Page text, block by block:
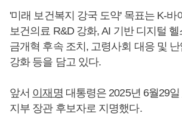
'미래 보건복지 강국 도약' 목표는 K-바
보건의료 R&D 강화, AI 기반 디지털
금개혁 후속 조치, 고령사회 대응 및 난
강화 등을 담고 있다.
앞서 이재명 대통령은 2025년 6월29일
지부 장관 후보자로 지명했다.